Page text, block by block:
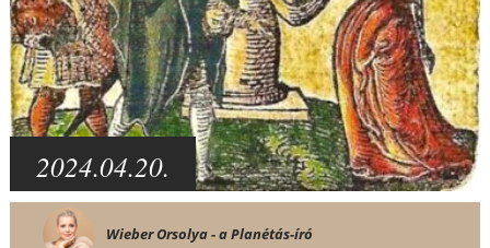
2024.04.20.
Wieber Orsolya - a Planétás-író